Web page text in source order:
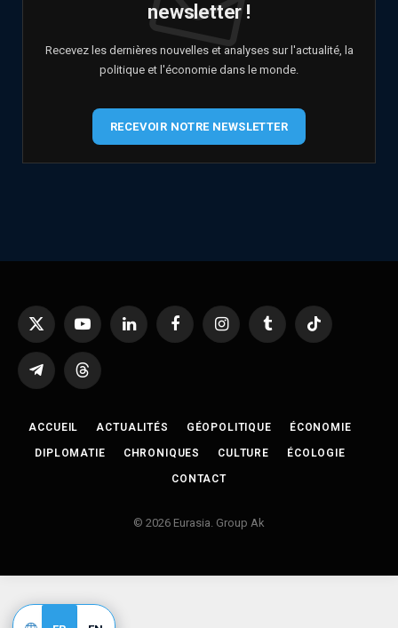
newsletter !
Recevez les dernières nouvelles et analyses sur l'actualité, la
politique et l'économie dans le monde.
RECEVOIR NOTRE NEWSLETTER
X
YouTubeLinkedIn FacebookInstagramTumblr TikTok
TelegramThreads
ACCUEIL ACTUALITÉS GÉOPOLITIQUE ÉCONOMIE
DIPLOMATIE CHRONIQUES CULTURE ÉCOLOGIE
CONTACT
© 2026 Eurasia. Group Ak